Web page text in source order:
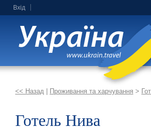
Вхід
<< Назад Проживання та харчування >
Готель Нива